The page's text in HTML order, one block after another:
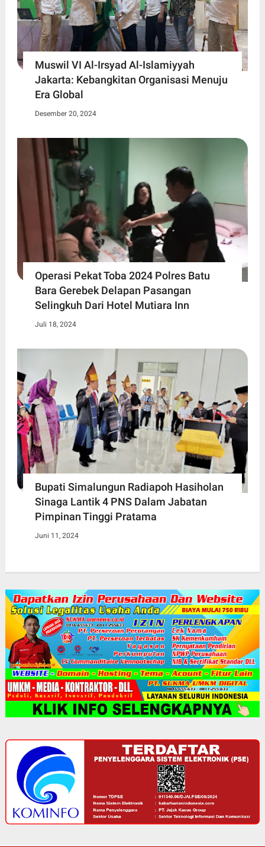
Muswil VI Al-Irsyad Al-Islamiyyah
Jakarta: Kebangkitan Organisasi Menuju
Era Global
Desember 20, 2024
Operasi Pekat Toba 2024 Polres Batu
Bara Gerebek Delapan Pasangan
Selingkuh Dari Hotel Mutiara Inn
Juli 18, 2024
Bupati Simalungun Radiapoh Hasiholan
Sinaga Lantik 4 PNS Dalam Jabatan
Pimpinan Tinggi Pratama
Juni 11, 2024